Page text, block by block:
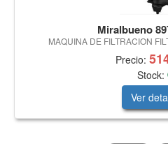
Miralbueno
MAQUINA DE FILTRACION
Precio:
Stock:
Ver